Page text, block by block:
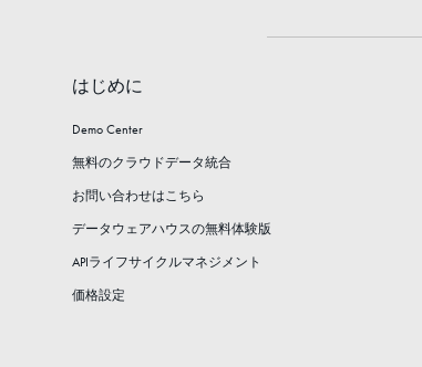
はじめに
Demo Center
無料のクラウドデータ統合
お問い合わせはこちら
データウェアハウスの無料体験版
APIライフサイクルマネジメント
価格設定